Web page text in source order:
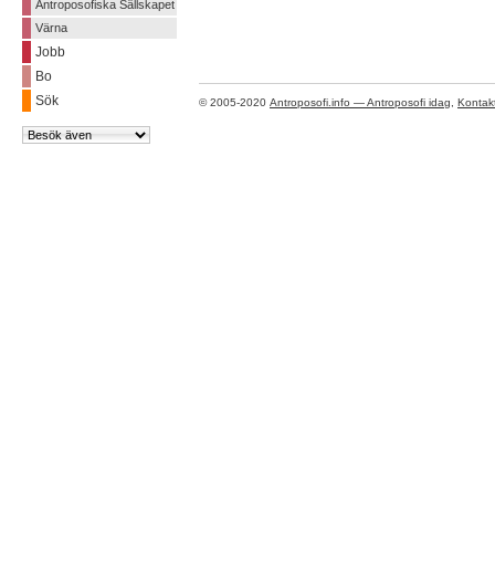
Antroposofiska Sällskapet
Värna
Jobb
Bo
Sök
© 2005-2020 Antroposofi.info — Antroposofi idag